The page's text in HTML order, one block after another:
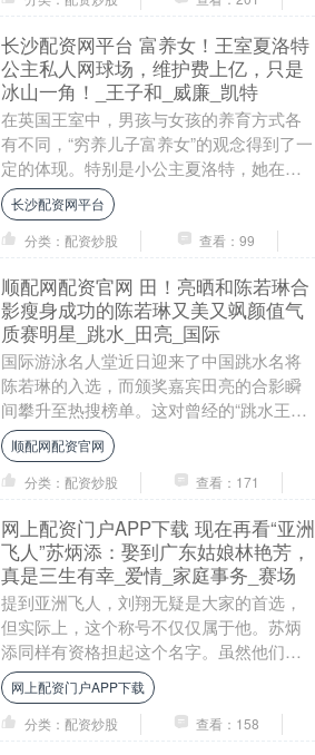
长沙配资网平台 富养女！王室夏洛特
公主私人网球场，维护费上亿，只是
冰山一角！_王子和_威廉_凯特
在英国王室中，男孩与女孩的养育方式各
有不同，“穷养儿子富养女”的观念得到了一
定的体现。特别是小公主夏洛特，她在威
廉王子和凯特王妃的呵护下成长，受到整
个王室成员的....
长沙配资网平台
分类：配资炒股
查看：99
顺配网配资官网 田！亮晒和陈若琳合
影瘦身成功的陈若琳又美又飒颜值气
质赛明星_跳水_田亮_国际
国际游泳名人堂近日迎来了中国跳水名将
陈若琳的入选，而颁奖嘉宾田亮的合影瞬
间攀升至热搜榜单。这对曾经的“跳水王
子”与如今的“冠军教练”之间的时空交错，
恰如其分地揭....
顺配网配资官网
分类：配资炒股
查看：171
网上配资门户APP下载 现在再看“亚洲
飞人”苏炳添：娶到广东姑娘林艳芳，
真是三生有幸_爱情_家庭事务_赛场
提到亚洲飞人，刘翔无疑是大家的首选，
但实际上，这个称号不仅仅属于他。苏炳
添同样有资格担起这个名字。虽然他们的
赛道不同，但他们都凭借着极限的努力，
成为了自己领域的....
网上配资门户APP下载
分类：配资炒股
查看：158